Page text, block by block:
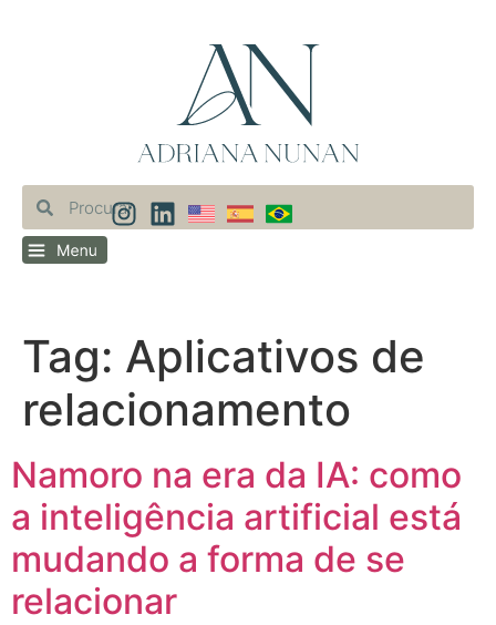
Tag: Aplicativos de
relacionamento
Namoro na era da IA: como
a inteligência artificial está
mudando a forma de se
relacionar